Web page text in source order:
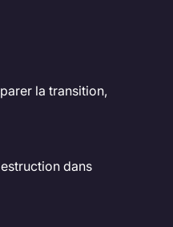
la transition,
dans